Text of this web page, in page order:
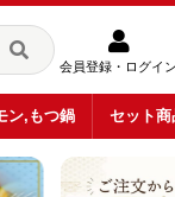
会員登録・ログイン
ン,もつ鍋 セット商